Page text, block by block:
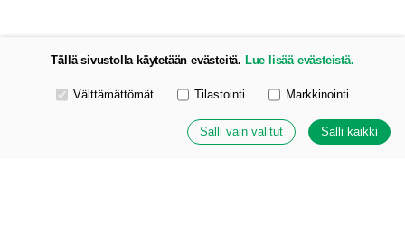
Tällä sivustolla käytetään evästeitä. Lue lisää evästeistä.
Valitse käytettävät evästeet
Välttämättömät Tilastointi Markkinointi
Salli vain valitut Salli kaikki